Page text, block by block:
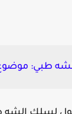
طبي: موضوع